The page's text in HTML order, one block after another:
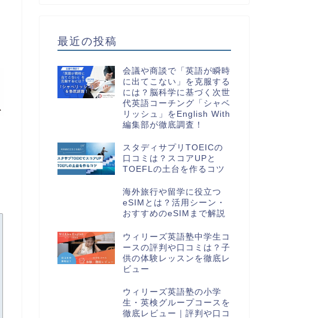
最近の投稿
会議や商談で「英語が瞬時
に出てこない」を克服する
には？脳科学に基づく次世
代英語コーチング「シャベ
リッシュ」をEnglish With
編集部が徹底調査！
スタディサプリTOEICの
口コミは？スコアUPと
TOEFLの土台を作るコツ
海外旅行や留学に役立つ
eSIMとは？活用シーン・
おすすめのeSIMまで解説
ウィリーズ英語塾中学生コ
ースの評判や口コミは？子
供の体験レッスンを徹底レ
ビュー
ウィリーズ英語塾の小学
生・英検グループコースを
徹底レビュー｜評判や口コ